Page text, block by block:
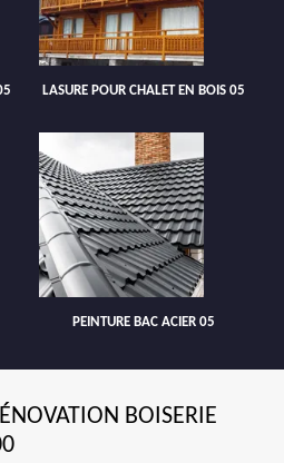
LASURE POUR CHALET EN BOIS 05
PEINTURE BAC ACIER 05
BOISERIE